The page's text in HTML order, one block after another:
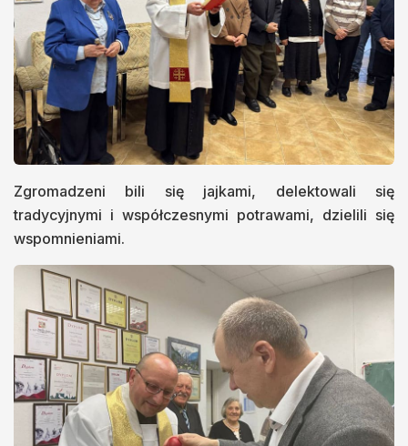
Zgromadzeni bili się jajkami, delektowali się
tradycyjnymi i współczesnymi potrawami, dzielili się
wspomnieniami.